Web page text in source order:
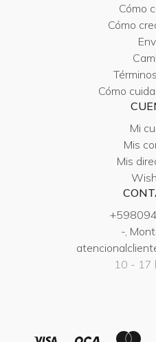
Cómo
Cómo
Cómo
Mi
Mis
Mis
-,
10 - 17